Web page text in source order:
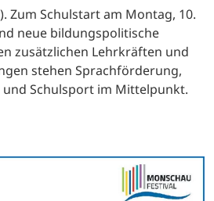
Zum Schulstart am Montag, 10.
neue bildungspolitische
zusätzlichen Lehrkräften und
stehen Sprachförderung,
Schulsport im Mittelpunkt.